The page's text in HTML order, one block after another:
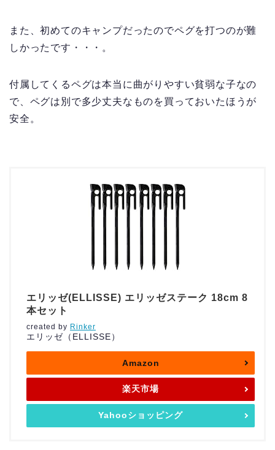
また、初めてのキャンプだったのでペグを打つのが難
しかったです・・・。
付属してくるペグは本当に曲がりやすい貧弱な子なの
で、ペグは別で多少丈夫なものを買っておいたほうが
安全。
エリッゼ(ELLISSE) エリッゼステーク 18cm 8
本セット
created by Rinker
エリッゼ（ELLISSE）
Amazon
楽天市場
Yahooショッピング